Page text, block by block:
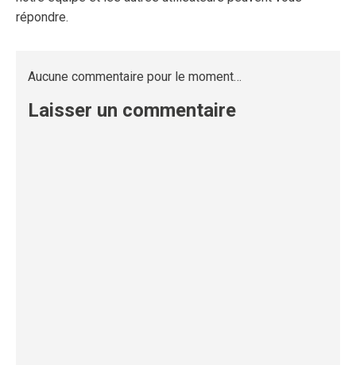
répondre.
Aucune commentaire pour le moment…
Laisser un commentaire